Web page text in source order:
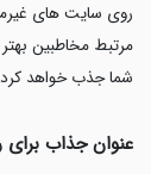
روی سایت های
مرتبط مخاطبین
شما جذب خواهد
عنوان جذاب برای